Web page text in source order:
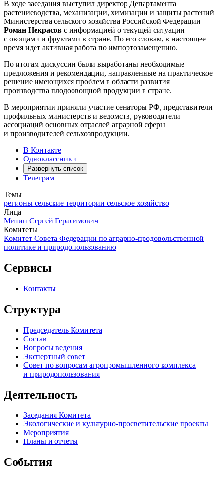
В ходе заседания выступил директор Департамента
растениеводства, механизации, химизации и защиты растений
Министерства сельского хозяйства Российской Федерации
Роман Некрасов с информацией о текущей ситуации
с овощами и фруктами в стране. По его словам, в настоящее
время идет активная работа по импортозамещению.
По итогам дискуссии были выработаны необходимые
предложения и рекомендации, направленные на практическое
решение имеющихся проблем в области развития
производства плодоовощной продукции в стране.
В мероприятии приняли участие сенаторы РФ, представители
профильных министерств и ведомств, руководители
ассоциаций основных отраслей аграрной сферы
и производителей сельхозпродукции.
В Контакте
Одноклассники
Развернуть список
Телеграм
Темы
регионы сельские территории сельское хозяйство
Лица
Митин Сергей Герасимович
Комитеты
Комитет Совета Федерации по аграрно-продовольственной
политике и природопользованию
Сервисы
Контакты
Структура
Председатель Комитета
Состав
Вопросы ведения
Экспертный совет
Совет по вопросам агропромышленного комплекса
и природопользования
Деятельность
Заседания Комитета
Экологические и культурно-просветительские проекты
Мероприятия
Планы и отчеты
События